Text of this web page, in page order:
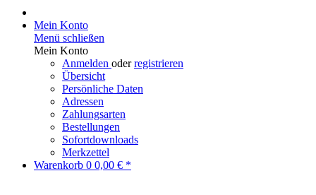
Mein Konto
Menü schließen
Mein Konto
Anmelden oderregistrieren
Übersicht
Persönliche Daten
Adressen
Zahlungsarten
Bestellungen
Sofortdownloads
Merkzettel
Warenkorb 0 0,00 € *